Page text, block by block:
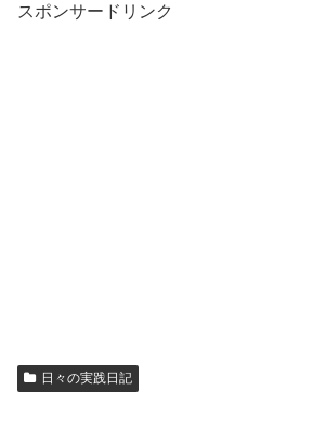
スポンサードリンク
日々の実践日記